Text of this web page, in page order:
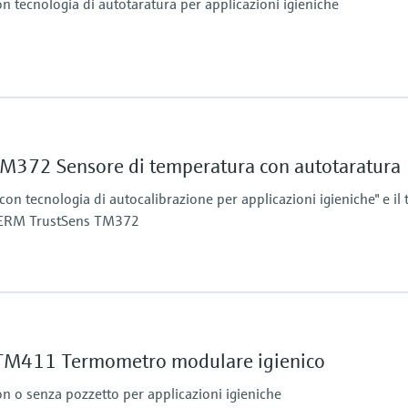
fino a 600,00 mm
tecnologia di autotaratura per applicazioni igieniche
da 40 °C a 160 °C (da -
opzionale fino a 190 °C
Punto di riferimento
Lunghezza su
Sensore di temperatura con autotaratura
tecnologia di autocalibrazione per applicazioni igieniche" e il
TrustSens TM372
-40 °C ...160 °C (-40 °F
opzionale fino a 190 °C
Termometro modulare igienico
o senza pozzetto per applicazioni igieniche